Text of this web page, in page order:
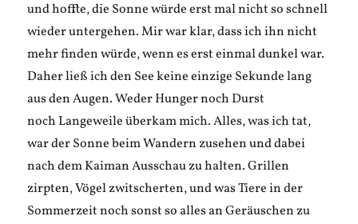
und hoffte, die Sonne würde erst mal nicht so schnell
wieder untergehen. Mir war klar, dass ich ihn nicht
mehr finden würde, wenn es erst einmal dunkel war.
Daher ließ ich den See keine einzige Sekunde lang
aus den Augen. Weder Hunger noch Durst
noch Langeweile überkam mich. Alles, was ich tat,
war der Sonne beim Wandern zusehen und dabei
nach dem Kaiman Ausschau zu halten. Grillen
zirpten, Vögel zwitscherten, und was Tiere in der
Sommerzeit noch sonst so alles an Geräuschen zu